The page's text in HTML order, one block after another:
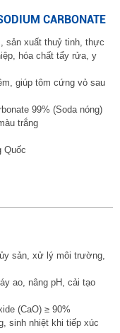
CARBONATE
sản xuất thuỷ tinh, thực
hóa chất tẩy rửa, y
giúp tôm cứng vỏ sau
99% (Soda nóng)
trắng
sản, xử lý môi trường,
ao, nâng pH, cải tạo
(CaO) ≥ 90%
sinh nhiệt khi tiếp xúc